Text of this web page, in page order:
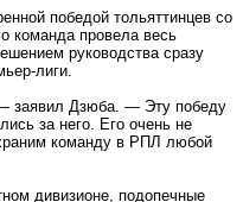
победой тольяттинцев со
команда провела весь
руководства сразу
лиги.
заявил Дзюба. — Эту победу
за него. Его очень не
команду в РПЛ любой
дивизионе, подопечные